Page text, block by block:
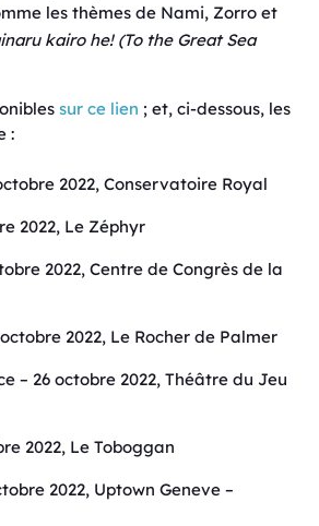
les thèmes de Nami, Zorro et
kairo he! (To the Great Sea
sur ce lien ; et, ci-dessous, les
:
2022, Conservatoire Royal
2022, Le Zéphyr
2022, Centre de Congrès de la
2022, Le Rocher de Palmer
– 26 octobre 2022, Théâtre du Jeu
2022, Le Toboggan
2022, Uptown Geneve –